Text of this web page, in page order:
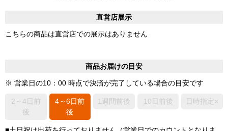
直営店展示
こちらの商品は直営店での展示はありません
商品お届けの目安
※ 営業日の10：00 時点で決済が完了している場合の目安です
2～4日前
後
4～6日前
後
1週間前後 10日前後 日時指定×